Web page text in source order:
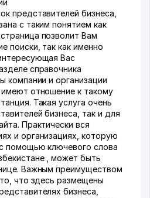
представителей бизнеса,
с таким понятием как
позволит Вам
поиски, так как именно
Вас
справочника
компании и организации
отношение к такому
Такая услуга очень
бизнеса, так и для
Практически вся
и организациях, которую
помощью ключевого слова
, может быть
Важным преимуществом
что здесь размещены
бизнеса,